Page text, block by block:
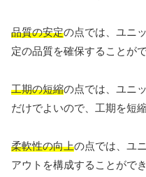
品質の安定の点では、ユニ
定の品質を確保することがで
工期の短縮の点では、ユニ
だけでよいので、工期を短
柔軟性の向上の点では、ユ
アウトを構成することがで